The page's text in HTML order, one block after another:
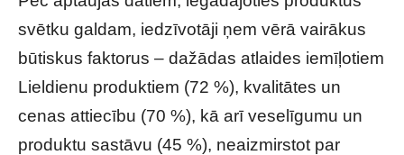
svētku galdam, iedzīvotāji ņem vērā vairākus
būtiskus faktorus – dažādas atlaides iemīļotiem
Lieldienu produktiem (72 %), kvalitātes un
cenas attiecību (70 %), kā arī veselīgumu un
produktu sastāvu (45 %), neaizmirstot par